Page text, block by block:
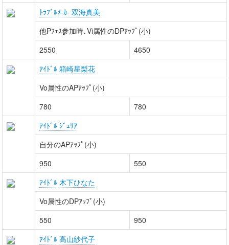
ﾄﾗﾌﾞﾙﾒ-ｶ- 双海真美
他Pﾌｪｽ参加時､Vi属性のDPｱｯﾌﾟ(小)
2550
4650
ｱｲﾄﾞﾙ 箱崎星梨花
Vo属性のAPｱｯﾌﾟ(小)
780
780
ｱｲﾄﾞﾙ ｼﾞｭﾘｱ
自分のAPｱｯﾌﾟ(小)
950
550
ｱｲﾄﾞﾙ 木下ひなた
Vo属性のDPｱｯﾌﾟ(小)
550
950
ｱｲﾄﾞﾙ 高山紗代子